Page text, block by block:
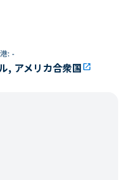
: -
, アメリカ合衆国open_in_new